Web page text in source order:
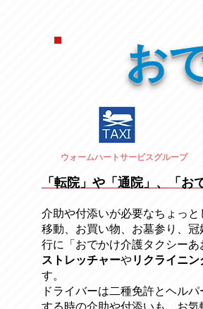
お
ウォームハートサービスグループ
「転院」や「通院」、「
介助や付添いが必要なちょっ
移動、お買い物、お墓参り、冠
行に「おでかけ介護タクシー
ストレッチャー​やリクライニ
す。
ドライバーは二種免許とヘル
する時の介助や付添いも、お